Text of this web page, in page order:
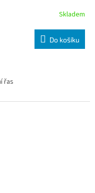
Skladem
Do košíku
řas